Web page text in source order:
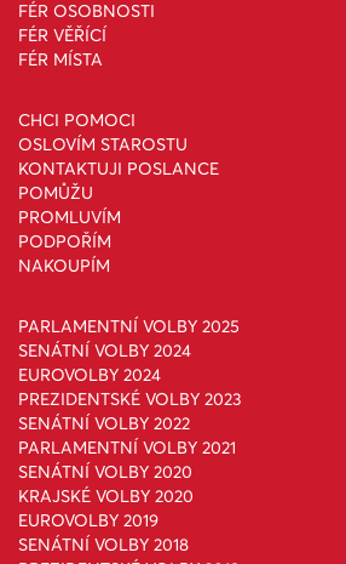
FÉR OSOBNOSTI
FÉR VĚŘÍCÍ
FÉR MÍSTA
CHCI POMOCI
OSLOVÍM STAROSTU
KONTAKTUJI POSLANCE
POMŮŽU
PROMLUVÍM
PODPOŘÍM
NAKOUPÍM
PARLAMENTNÍ VOLBY 2025
SENÁTNÍ VOLBY 2024
EUROVOLBY 2024
PREZIDENTSKÉ VOLBY 2023
SENÁTNÍ VOLBY 2022
PARLAMENTNÍ VOLBY 2021
SENÁTNÍ VOLBY 2020
KRAJSKÉ VOLBY 2020
EUROVOLBY 2019
SENÁTNÍ VOLBY 2018